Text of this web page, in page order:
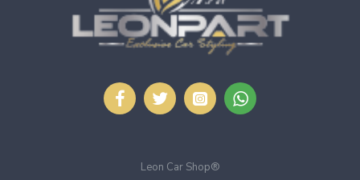
Leon Car Shop®